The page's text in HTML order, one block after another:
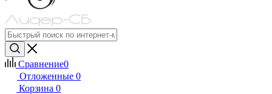
Сравнение0
Отложенные 0
Корзина 0